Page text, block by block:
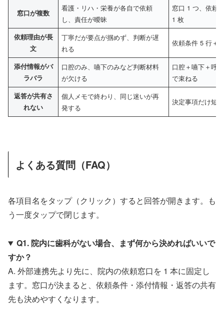
窓口が複数
看護・リハ・栄養が各自で依頼
し、責任が曖昧
窓口 1 つ、依頼
1 枚
依頼理由が長
文
丁寧だが要点が掴めず、判断が遅
れる
依頼条件 5 行＋
添付情報がバ
ラバラ
口腔のみ、嚥下のみなど判断材料
が欠ける
口腔＋嚥下＋呼
で束ねる
返答が共有さ
れない
個人メモで終わり、同じ迷いが再
発する
決定事項だけ短
よくある質問（FAQ）
各項目名をタップ（クリック）すると回答が開きます。も
う一度タップで閉じます。
Q1. 院内に歯科がない場合、まず何から決めればいいで
すか？
A. 外部連携先より先に、院内の依頼窓口を 1 本に固定し
ます。窓口が決まると、依頼条件・添付情報・返答の共有
先も決めやすくなります。